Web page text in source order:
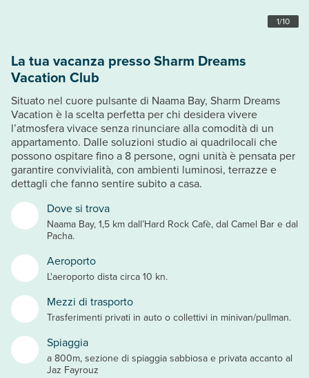
1/10
Dove si trova
Naama Bay, 1,5 km dall’Hard Rock Cafè, dal Camel Bar e dal
Pacha.
Aeroporto
L'aeroporto dista circa 10 kn.
Mezzi di trasporto
Trasferimenti privati in auto o collettivi in minivan/pullman.
Spiaggia
a 800m, sezione di spiaggia sabbiosa e privata accanto al
Jaz Fayrouz
La tua vacanza presso Sharm Dreams
Vacation Club
Situato nel cuore pulsante di Naama Bay, Sharm Dreams
Vacation è la scelta perfetta per chi desidera vivere
l’atmosfera vivace senza rinunciare alla comodità di un
appartamento. Dalle soluzioni studio ai quadrilocali che
possono ospitare fino a 8 persone, ogni unità è pensata per
garantire convivialità, con ambienti luminosi, terrazze e
dettagli che fanno sentire subito a casa.